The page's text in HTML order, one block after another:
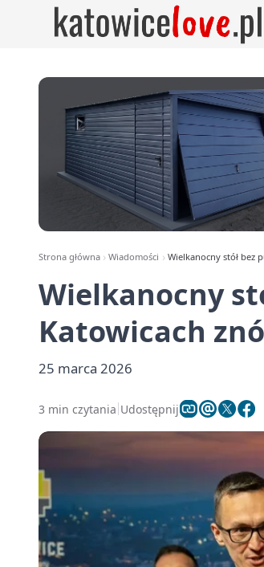
Strona główna Wiadomości Wielkanocny stół bez
Wielkanocny
Katowicach
25 marca 2026
3 min czytania Udostępnij